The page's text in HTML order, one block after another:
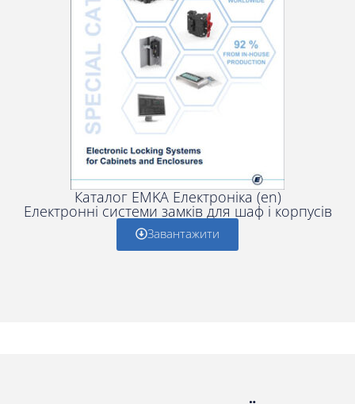
Каталог EMKA Електроніка (en)
Електронні системи замків для шаф і корпусів
Завантажити